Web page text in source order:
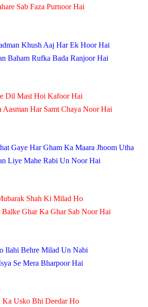
Sab Faza Purnoor Hai
Khush Aaj Har Ek Hoor Hai
Baham Rufka Bada Ranjoor Hai
Dil Mast Hoi Kafoor Hai
Har Samt Chaya Noor Hai
Gaye Har Gham Ka Maara Jhoom Utha
Liye Mahe Rabi Un Noor Hai
Shah Ki Milad Ho
Ghar Ka Ghar Sab Noor Hai
Ilahi Behre Milad Un Nabi
Se Mera Bharpoor Hai
Ka Usko Bhi Deedar Ho